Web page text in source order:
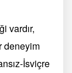
vardır,
deneyim
İsviçre